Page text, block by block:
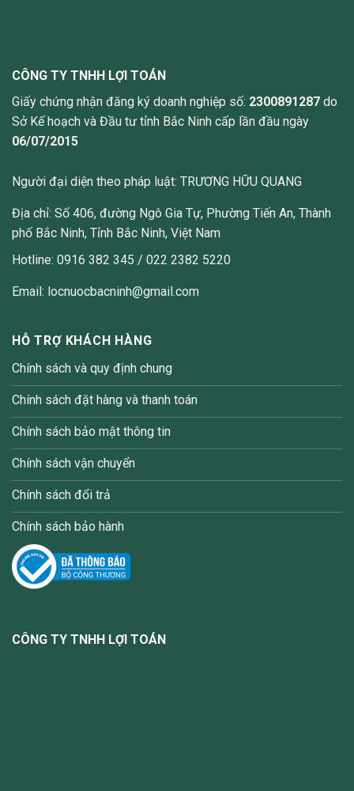
CÔNG TY TNHH LỢI TOÁN
Giấy chứng nhận đăng ký doanh nghiệp số: 2300891287 do
Sở Kế hoạch và Đầu tư tỉnh Bắc Ninh cấp lần đầu ngày
06/07/2015
Người đại diện theo pháp luật: TRƯƠNG HỮU QUANG
Địa chỉ: Số 406, đường Ngô Gia Tự, Phường Tiến An, Thành
phố Bắc Ninh, Tỉnh Bắc Ninh, Việt Nam
Hotline: 0916 382 345 / 022 2382 5220
Email: locnuocbacninh@gmail.com
HỖ TRỢ KHÁCH HÀNG
Chính sách và quy định chung
Chính sách đặt hàng và thanh toán
Chính sách bảo mật thông tin
Chính sách vận chuyển
Chính sách đổi trả
Chính sách bảo hành
CÔNG TY TNHH LỢI TOÁN